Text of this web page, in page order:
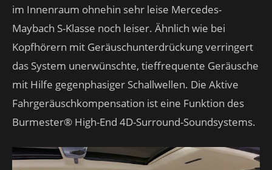
im Innenraum ohnehin sehr leise Mercedes-
Maybach S-Klasse noch leiser. Ähnlich wie bei
Kopfhörern mit Geräuschunterdrückung verringert
das System unerwünschte, tieffrequente Geräusche
mit Hilfe gegenphasiger Schallwellen. Die Aktive
Fahrgeräuschkompensation ist eine Funktion des
Burmester® High-End 4D-Surround-Soundsystems.